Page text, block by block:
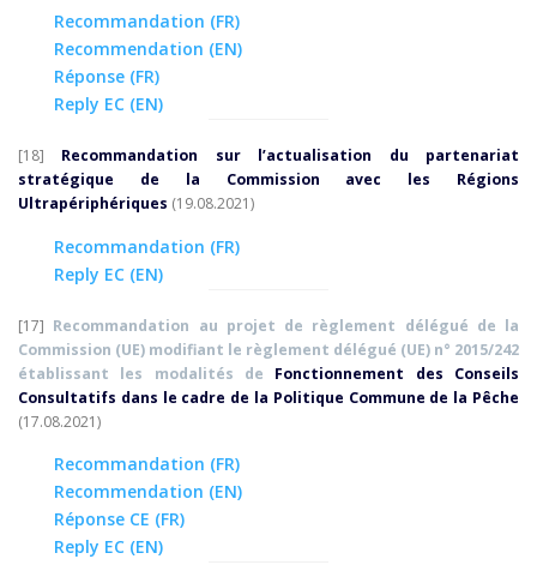
Recommandation (FR)
Recommendation (EN)
Réponse (FR)
Reply EC (EN)
[18] Recommandation sur l’actualisation du partenariat
stratégique de la Commission avec les Régions
Ultrapériphériques (19.08.2021)
Recommandation (FR)
Reply EC (EN)
[17] Recommandation au projet de règlement délégué de la
Commission (UE) modifiant le règlement délégué (UE) n° 2015/242
établissant les modalités de
Fonctionnement des Conseils
Consultatifs dans le cadre de la Politique Commune de la Pêche
(17.08.2021)
Recommandation (FR)
Recommendation (EN)
Réponse CE (FR)
Reply EC (EN)